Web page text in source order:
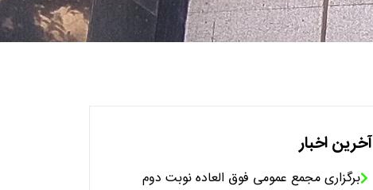
آخرین اخبار
برگزاری مجمع عمومی فوق العاده نوبت دوم